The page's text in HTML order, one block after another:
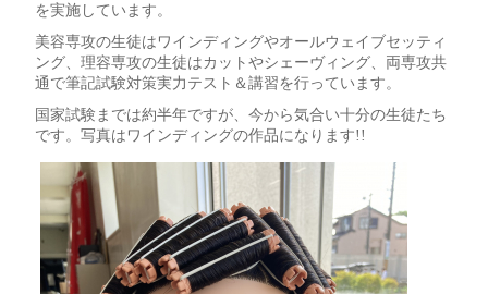
を実施しています。
美容専攻の生徒はワインディングやオールウェイブセッティ
ング、理容専攻の生徒はカットやシェーヴィング、両専攻共
通で筆記試験対策実力テスト＆講習を行っています。
国家試験までは約半年ですが、今から気合い十分の生徒たち
です。写真はワインディングの作品になります!!